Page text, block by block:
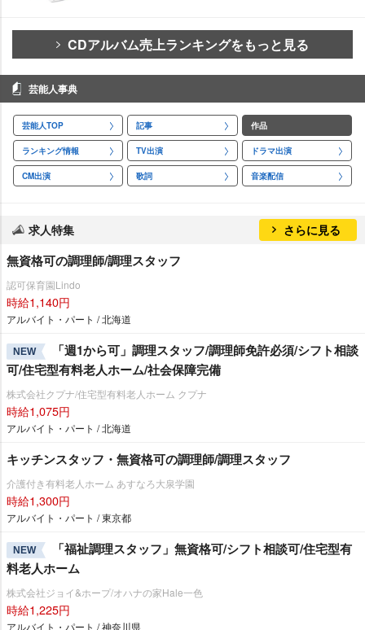
CDアルバム売上ランキングをもっと見る
芸能人事典
芸能人TOP 記事 作品
ランキング情報 TV出演 ドラマ出演
CM出演 歌詞 音楽配信
求人特集 さらに見る
無資格可の調理師/調理スタッフ
認可保育園Lindo
時給1,140円
アルバイト・パート / 北海道
NEW
「週1から可」調理スタッフ/調理師免許必須/シフト相談
可/住宅型有料老人ホーム/社会保障完備
株式会社クプナ/住宅型有料老人ホーム クプナ
時給1,075円
アルバイト・パート / 北海道
キッチンスタッフ・無資格可の調理師/調理スタッフ
介護付き有料老人ホーム あすなろ大泉学園
時給1,300円
アルバイト・パート / 東京都
NEW
「福祉調理スタッフ」無資格可/シフト相談可/住宅型有
料老人ホーム
株式会社ジョイ&ホープ/オハナの家Hale一色
時給1,225円
アルバイト・パート / 神奈川県